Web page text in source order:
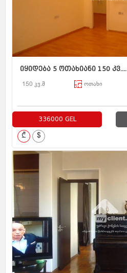
იყიდება 5 ოთახიანი 150 კვ....
150 კვ.მ ოთახი
336000 GEL
₾ $